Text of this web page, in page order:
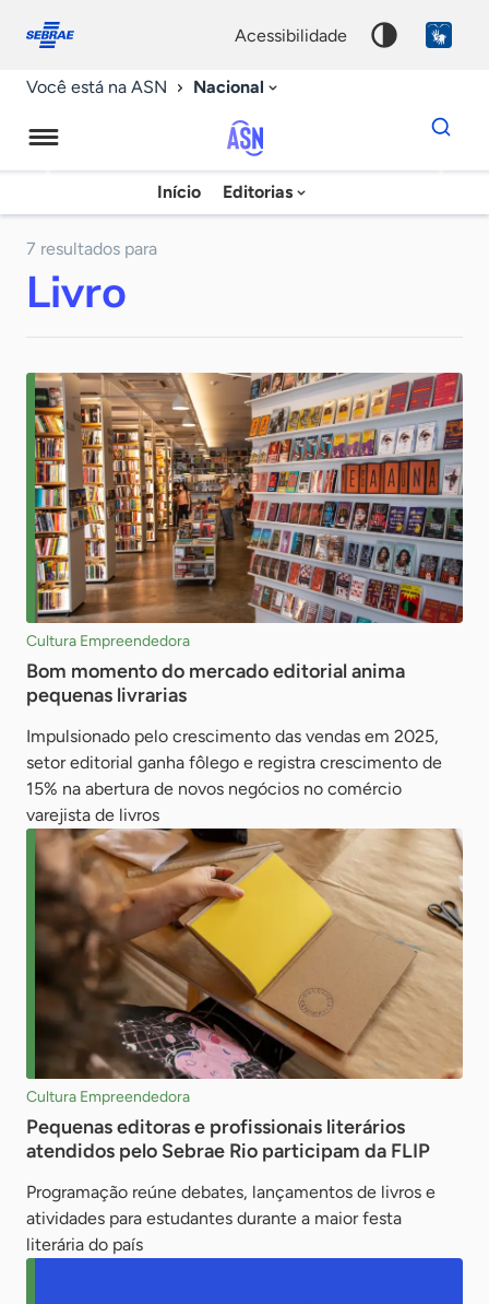
conosco
acessibilidade
Você está na ASN Nacional
Agência
Sebrae
Início Editorias
Dados
para
chave
7 resultados para
Livro
Cultura Empreendedora
Bom momento do mercado editorial anima
pequenas livrarias
Impulsionado pelo crescimento das vendas em 2025,
setor editorial ganha fôlego e registra crescimento de
15% na abertura de novos negócios no comércio
varejista de livros
Cultura Empreendedora
Pequenas editoras e profissionais literários
atendidos pelo Sebrae Rio participam da FLIP
Programação reúne debates, lançamentos de livros e
atividades para estudantes durante a maior festa
literária do país